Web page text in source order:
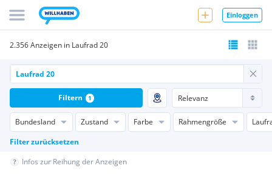
Einloggen
2.356 Anzeigen in Laufrad 20
Bundesland Zustand Farbe Rahmengröße
Filter zurücksetzen
Filtern 1
Infos zur Reihung der Anzeigen